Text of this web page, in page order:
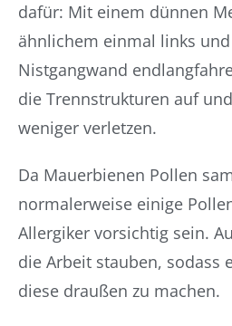
dafür: Mit einem dünnen
ähnlichem einmal links
Nistgangwand
die Trennstrukturen auf
weniger verletzen.
Da Mauerbienen Pollen
normalerweise einige
Allergiker vorsichtig sein.
die Arbeit stauben, sodass
diese draußen zu machen.